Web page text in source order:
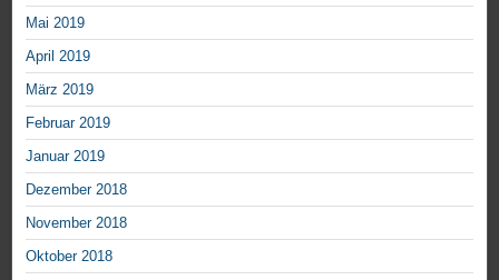
Mai 2019
April 2019
März 2019
Februar 2019
Januar 2019
Dezember 2018
November 2018
Oktober 2018